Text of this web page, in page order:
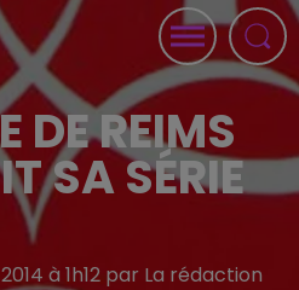
DE REIMS
SA SÉRIE
à 1h12 par La rédaction